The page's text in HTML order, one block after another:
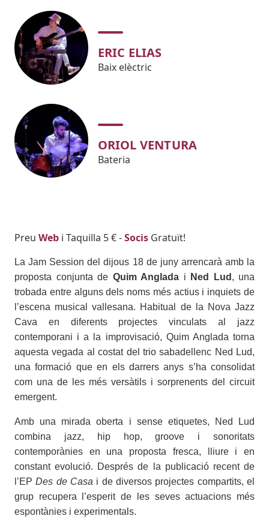
ERIC ELIAS
Baix elèctric
ORIOL VENTURA
Bateria
Body
Preu Web i Taquilla 5 € -Socis Gratuït!
La Jam Session del dijous 18 de juny arrencarà amb la
proposta conjunta de Quim Anglada i Ned Lud , una
trobada entre alguns dels noms més actius i inquiets de
l’escena musical vallesana. Habitual de la Nova Jazz
Cava en diferents projectes vinculats al jazz
contemporani i a la improvisació, Quim Anglada torna
aquesta vegada al costat del trio sabadellenc Ned Lud,
una formació que en els darrers anys s’ha consolidat
com una de les més versàtils i sorprenents del circuit
emergent.
Amb una mirada oberta i sense etiquetes, Ned Lud
combina jazz, hip hop, groove i sonoritats
contemporànies en una proposta fresca, lliure i en
constant evolució. Després de la publicació recent de
l’EPDes de Casa i de diversos projectes compartits, el
grup recupera l’esperit de les seves actuacions més
espontànies i experimentals.